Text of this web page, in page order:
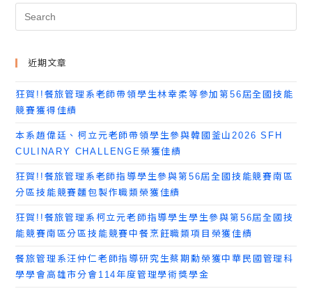
近期文章
狂賀!!餐旅管理系老師帶領學生林幸柔等參加第56屆全國技能
競賽獲得佳績
本系趙偉廷、柯立元老師帶領學生參與韓國釜山2026 SFH
CULINARY CHALLENGE榮獲佳績
狂賀!!餐旅管理系老師指導學生參與第56屆全國技能競賽南區
分區技能競賽麵包製作職類榮獲佳績
狂賀!!餐旅管理系柯立元老師指導學生學生參與第56屆全國技
能競賽南區分區技能競賽中餐烹飪職類項目榮獲佳績
餐旅管理系汪仲仁老師指導研究生蔡期勳榮獲中華民國管理科
學學會高雄市分會114年度管理學術獎學金